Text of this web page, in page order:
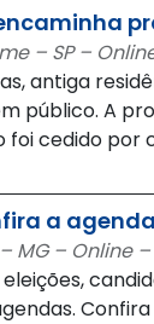
– SP –
antiga
público. A
foi cedido
a
MG – Online